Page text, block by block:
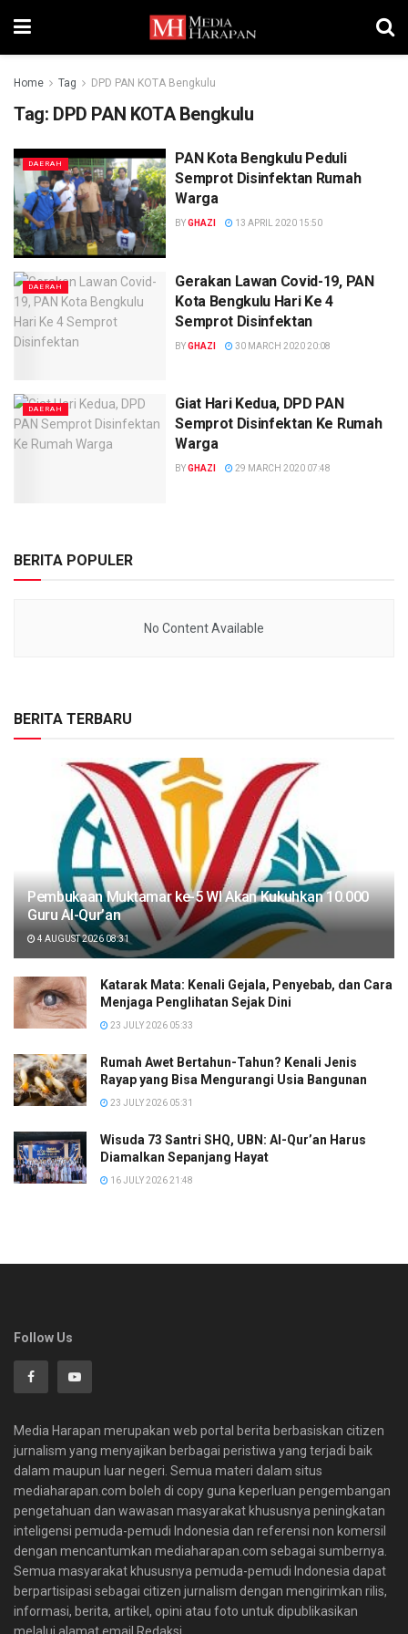
Home Tag DPD PAN KOTA Bengkulu
Tag: DPD PAN KOTA Bengkulu
DAERAH
PAN Kota Bengkulu Peduli
Semprot Disinfektan Rumah
Warga
BYGHAZI 13 APRIL 2020 15:50
DAERAH
Gerakan Lawan Covid-19, PAN
Kota Bengkulu Hari Ke 4
Semprot Disinfektan
BYGHAZI 30 MARCH 2020 20:08
DAERAH
Giat Hari Kedua, DPD PAN
Semprot Disinfektan Ke Rumah
Warga
BYGHAZI 29 MARCH 2020 07:48
BERITA POPULER
No Content Available
BERITA TERBARU
Pembukaan Muktamar ke-5 WI Akan Kukuhkan 10.000
Guru Al-Qur’an
4 AUGUST 2026 08:31
Katarak Mata: Kenali Gejala, Penyebab, dan Cara
Menjaga Penglihatan Sejak Dini
23 JULY 2026 05:33
Rumah Awet Bertahun-Tahun? Kenali Jenis
Rayap yang Bisa Mengurangi Usia Bangunan
23 JULY 2026 05:31
Wisuda 73 Santri SHQ, UBN: Al-Qur’an Harus
Diamalkan Sepanjang Hayat
16 JULY 2026 21:48
Follow Us
Media Harapan merupakan web portal berita berbasiskan citizen
jurnalism yang menyajikan berbagai peristiwa yang terjadi baik
dalam maupun luar negeri. Semua materi dalam situs
mediaharapan.com boleh di copy guna keperluan pengembangan
pengetahuan dan wawasan masyarakat khususnya peningkatan
inteligensi pemuda-pemudi Indonesia dan referensi non komersil
dengan mencantumkan mediaharapan.com sebagai sumbernya.
Semua masyarakat khususnya pemuda-pemudi Indonesia dapat
berpartisipasi sebagai citizen jurnalism dengan mengirimkan rilis,
informasi, berita, artikel, opini atau foto untuk dipublikasikan
melalui alamat email Redaksi.